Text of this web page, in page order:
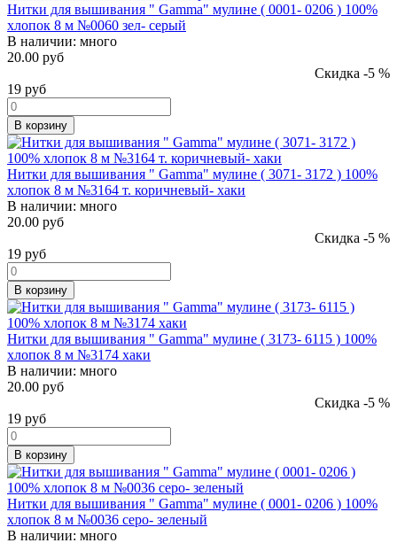
Нитки для вышивания " Gamma" мулине ( 0001- 0206 ) 100%
хлопок 8 м №0060 зел- серый
В наличии: много
20.00 руб
Скидка -5 %
19 руб
В корзину
Нитки для вышивания " Gamma" мулине ( 3071- 3172 ) 100%
хлопок 8 м №3164 т. коричневый- хаки
В наличии: много
20.00 руб
Скидка -5 %
19 руб
В корзину
Нитки для вышивания " Gamma" мулине ( 3173- 6115 ) 100%
хлопок 8 м №3174 хаки
В наличии: много
20.00 руб
Скидка -5 %
19 руб
В корзину
Нитки для вышивания " Gamma" мулине ( 0001- 0206 ) 100%
хлопок 8 м №0036 серо- зеленый
В наличии: много